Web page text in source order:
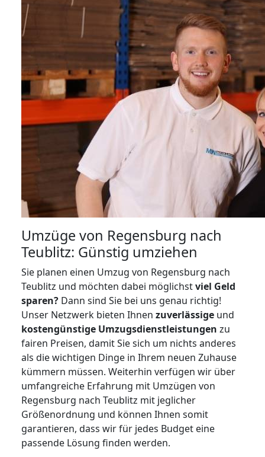
Umzüge von Regensburg nach
Teublitz: Günstig umziehen
Sie planen einen Umzug von Regensburg nach
Teublitz und möchten dabei möglichstviel Geld
sparen? Dann sind Sie bei uns genau richtig!
Unser Netzwerk bieten Ihnen zuverlässige und
kostengünstige Umzugsdienstleistungen zu
fairen Preisen, damit Sie sich um nichts anderes
als die wichtigen Dinge in Ihrem neuen Zuhause
kümmern müssen. Weiterhin verfügen wir über
umfangreiche Erfahrung mit Umzügen von
Regensburg nach Teublitz mit jeglicher
Größenordnung und können Ihnen somit
garantieren, dass wir für jedes Budget eine
passende Lösung finden werden.